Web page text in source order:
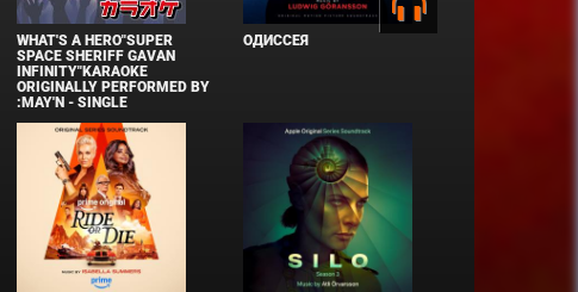
WHAT'S A HERO"SUPER
SPACE SHERIFF GAVAN
INFINITY"KARAOKE
ORIGINALLY PERFORMED BY
:MAY'N - SINGLE
ОДИССЕЯ